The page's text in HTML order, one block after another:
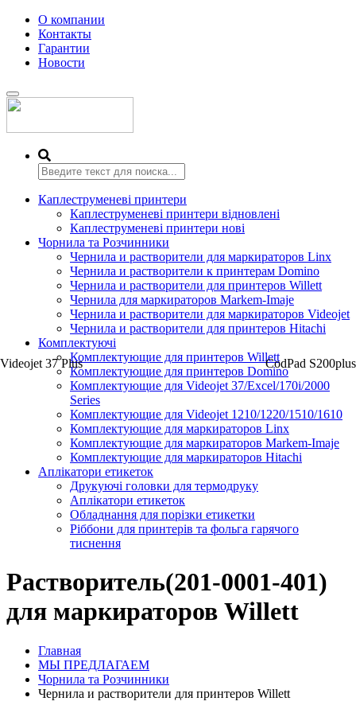
О компании
Контакты
Гарантии
Новости
Переключить
навигацию
Каплеструменеві принтери
Каплеструменеві принтери відновлені
Каплеструменеві принтери нові
Чорнила та Розчинники
Чернила и растворители для маркираторов Linx
Чернила и растворители к принтерам Domino
Чернила и растворители для принтеров Willett
Чернила для маркираторов Markem-Imaje
Чернила и растворители для маркираторов Videojet
Чернила и растворители для принтеров Hitachi
Комплектуючі
Комплектующие для принтеров Willett
Комплектующие для принтеров Domino
Комплектующие для Videojet 37/Excel/170i/2000
Series
Комплектующие для Videojet 1210/1220/1510/1610
Комплектующие для маркираторов Linx
Комплектующие для маркираторов Markem-Imaje
Комплектующие для маркираторов Hitachi
Аплікатори етикеток
Друкуючі головки для термодруку
Аплікатори етикеток
Обладнання для порізки етикетки
Ріббони для принтерів та фольга гарячого
тиснення
Растворитель(201-0001-401)
для маркираторов Willett
Главная
МЫ ПРЕДЛАГАЕМ
Чорнила та Розчинники
Чернила и растворители для принтеров Willett
Videojet 37 Plus CodPad S200plus